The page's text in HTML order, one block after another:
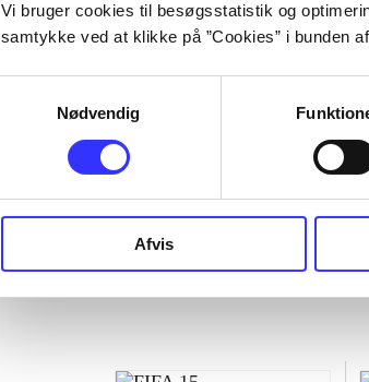
Vi bruger cookies til besøgsstatistik og
samtykke ved at klikke på ”Cookies” i bunden
Nødvendig
Afvis
NHL (Pc)